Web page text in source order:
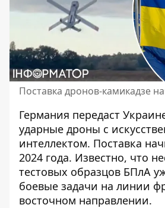
Поставка дронов-камикадзе
Германия передаст
ударные дроны с
интеллектом. Поставка
2024 года. Известно, что
тестовых образцов БПлА
боевые задачи на линии
восточном направлении.